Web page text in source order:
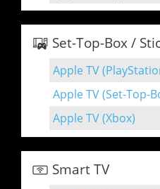
Set-Top-Box /
Apple TV
Apple TV (Set-Top-
Apple TV (Xbox)
Smart TV